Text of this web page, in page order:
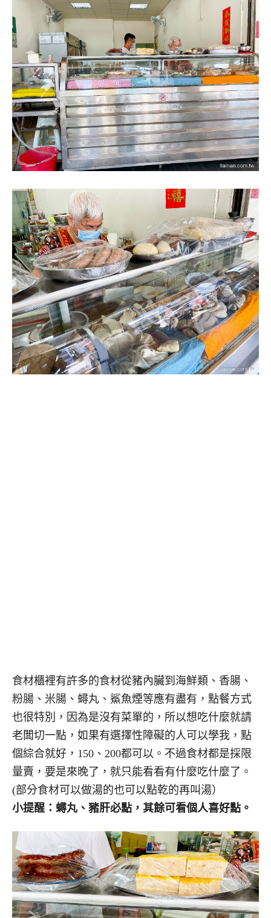
食材櫃裡有許多的食材從豬內臟到海鮮類、香腸、
粉腸、米腸、蟳丸、鯊魚煙等應有盡有，點餐方式
也很特別，因為是沒有菜單的，所以想吃什麼就請
老闆切一點，如果有選擇性障礙的人可以學我，點
個綜合就好，150、200都可以。不過食材都是採限
量賣，要是來晚了，就只能看看有什麼吃什麼了。
(部分食材可以做湯的也可以點乾的再叫湯）
小提醒：蟳丸、豬肝必點，其餘可看個人喜好點。